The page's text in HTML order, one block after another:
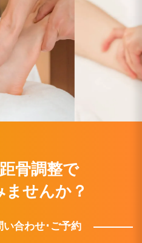
骨調整で
せんか？
い合わせ･ご予約